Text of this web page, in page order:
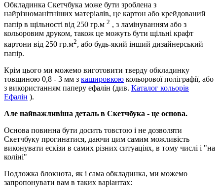
Обкладинка Скетчбука може бути зроблена з
найрізноманітніших матеріалів, це картон або крейдований
папір в щільності від 250 гр.м 2 , з ламінуванням або з
кольоровим друком, також це можуть бути щільні крафт
картони від 250 гр.м2, або будь-який інший дизайнерський
папір.
Крім цього ми можемо виготовити тверду обкладинку
товщиною 0,8 - 3 мм з кашировкою кольорової поліграфії, або
з використанням паперу ефалін (див. Каталог кольорів
Ефалін ).
Але найважливіша деталь в Скетчбука - це основа.
Основа повинна бути досить товстою і не дозволяти
Скетчбуку прогинатися, даючи цим самим можливість
виконувати ескізи в самих різних ситуаціях, в тому числі і "на
коліні"
Подложка блокнота, як і сама обкладинка, ми можемо
запропонувати вам в таких варіантах: